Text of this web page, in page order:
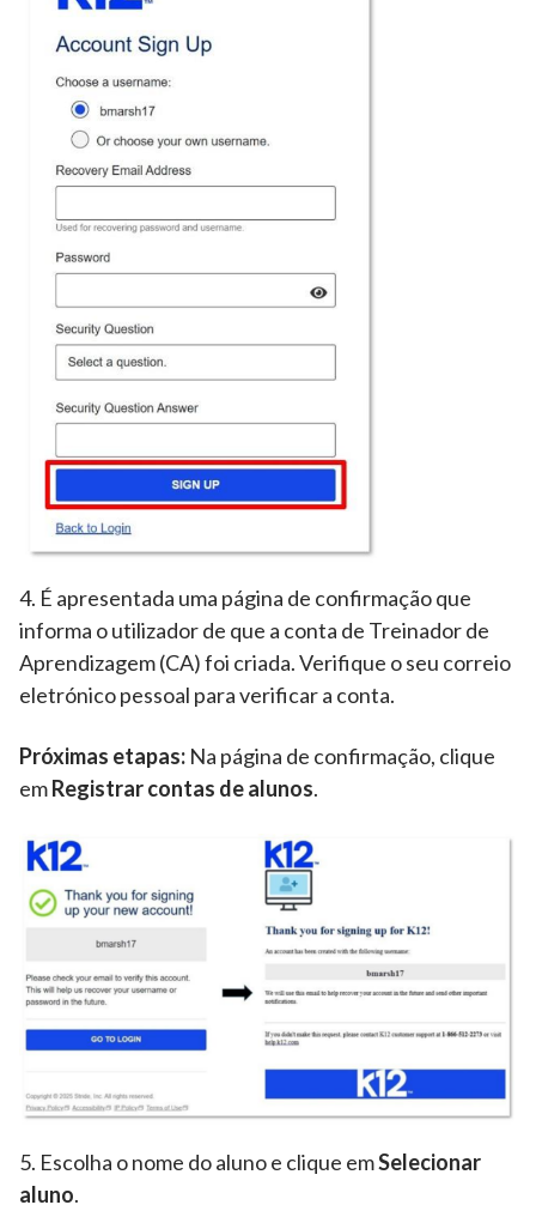
4. É apresentada uma página de confirmação que
informa o utilizador de que a conta de Treinador de
Aprendizagem (CA) foi criada. Verifique o seu correio
eletrónico pessoal para verificar a conta.
Próximas etapas: Na página de confirmação, clique
emRegistrar contas de alunos.
5. Escolha o nome do aluno e clique emSelecionar
aluno.